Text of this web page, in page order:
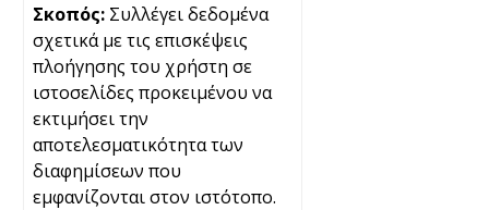
Συλλέγει δεδομένα
σχετικά με τις επισκέψεις
πλοήγησης του χρήστη σε
ιστοσελίδες προκειμένου να
εκτιμήσει την
αποτελεσματικότητα των
διαφημίσεων που
εμφανίζονται στον ιστότοπο.